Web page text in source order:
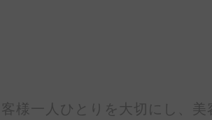
様一人ひとりを大切にし、